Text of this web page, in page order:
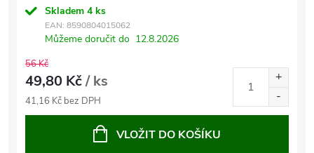
Skladem 4 ks
EAN: 8590804015062
Můžeme doručit do 12.8.2026
56 Kč
49,80 Kč/ ks
41,16 Kč bez DPH
VLOŽIT DO KOŠÍKU